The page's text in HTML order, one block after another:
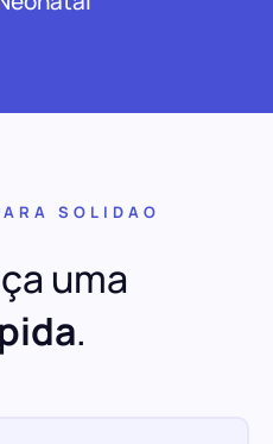
SOLIDAO
uma
.